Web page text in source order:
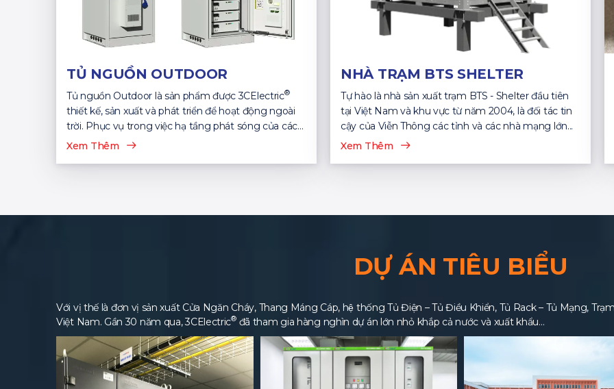
TỦ NGUỒN OUTDOOR
Tủ nguồn Outdoor là sản phẩm được 3CElectric®
thiết kế, sản xuất và phát triển để hoạt động ngoài
trời. Phục vụ trong việc hạ tầng phát sóng của các
nhà mạng viễn thông...
Xem Thêm
NHÀ TRẠM BTS SHELTER
Tự hào là nhà sản xuất trạm BTS - Shelter đầu tiên
tại Việt Nam và khu vực từ năm 2004, là đối tác tin
cậy của Viễn Thông các tỉnh và các nhà mạng lớn...
Xem Thêm
DỰ ÁN TIÊU BIỂU
Với vị thế là đơn vị sản xuất Cửa Ngăn Cháy, Thang Máng Cáp, hệ thống Tủ Điện – Tủ Điều Khiển, Tủ Rack – Tủ Mạng,
Việt Nam. Gần 30 năm qua, 3CElectric®đã tham gia hàng nghìn dự án lớn nhỏ khắp cả nước và xuất khẩu…